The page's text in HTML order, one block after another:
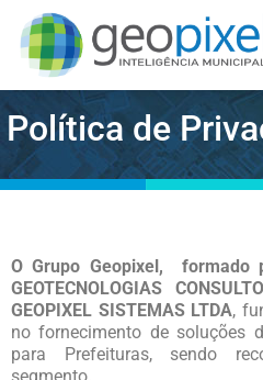
Política de
O Grupo Geopixel, formado
GEOTECNOLOGIAS
GEOPIXEL SISTEMAS LTDA,
no fornecimento de soluções
para Prefeituras, sendo